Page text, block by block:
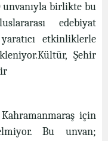
birlikte bu
edebiyat
etkinliklerle
Şehir
Kahramanmaraş için
Bu unvan;